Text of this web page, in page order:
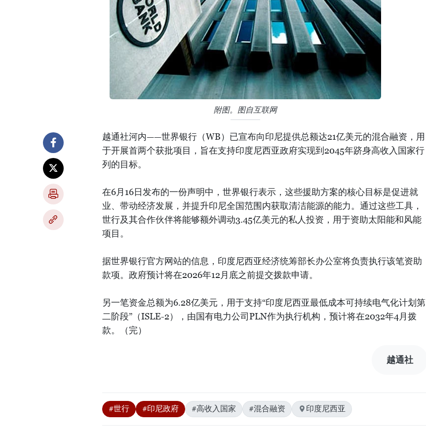
附图。图自互联网
越通社河内——世界银行（WB）已宣布向印尼提供总额达21亿美元的混合融资，用
于开展首两个获批项目，旨在支持印度尼西亚政府实现到2045年跻身高收入国家行
列的目标。
在6月16日发布的一份声明中，世界银行表示，这些援助方案的核心目标是促进就
业、带动经济发展，并提升印尼全国范围内获取清洁能源的能力。通过这些工具，
世行及其合作伙伴将能够额外调动3.45亿美元的私人投资，用于资助太阳能和风能
项目。
据世界银行官方网站的信息，印度尼西亚经济统筹部长办公室将负责执行该笔资助
款项。政府预计将在2026年12月底之前提交拨款申请。
另一笔资金总额为6.28亿美元，用于支持“印度尼西亚最低成本可持续电气化计划第
二阶段”（ISLE-2），由国有电力公司PLN作为执行机构，预计将在2032年4月拨
款。（完）
越通社
#世行 #印尼政府 #高收入国家 #混合融资 印度尼西亚